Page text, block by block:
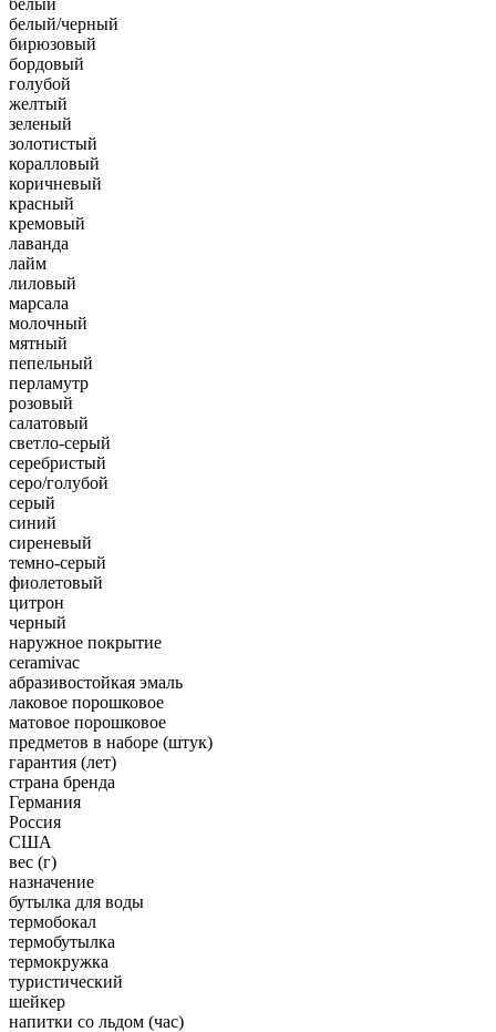
белый/черный
бирюзовый
бордовый
голубой
желтый
зеленый
золотистый
коралловый
коричневый
красный
кремовый
лаванда
лайм
лиловый
марсала
молочный
мятный
пепельный
перламутр
розовый
салатовый
светло-серый
серебристый
серо/голубой
серый
синий
сиреневый
темно-серый
фиолетовый
цитрон
черный
наружное покрытие
ceramivac
абразивостойкая эмаль
лаковое порошковое
матовое порошковое
предметов в наборе (штук)
гарантия (лет)
страна бренда
Германия
Россия
США
вес (г)
назначение
бутылка для воды
термобокал
термобутылка
термокружка
туристический
шейкер
напитки со льдом (час)